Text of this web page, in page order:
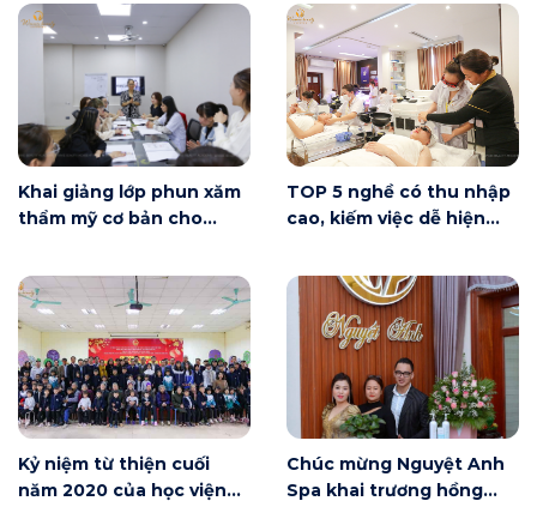
Khai giảng lớp phun xăm
thẩm mỹ cơ bản cho
Nội
TOP 5 nghề có thu nhập
cao, kiếm việc dễ hiện
Kỷ niệm từ thiện cuối
năm 2020 của học viện
Chúc mừng Nguyệt Anh
Spa khai trương hồng